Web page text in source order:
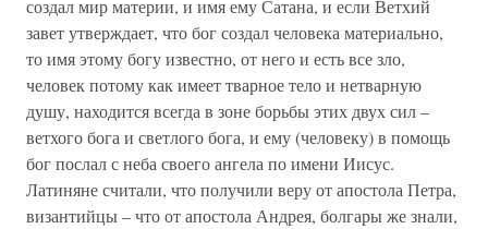
создал мир материи, и имя ему Сатана, и если Ветхий
завет утверждает, что бог создал человека материально,
то имя этому богу известно, от него и есть все зло,
человек потому как имеет тварное тело и нетварную
душу, находится всегда в зоне борьбы этих двух сил –
ветхого бога и светлого бога, и ему (человеку) в помощь
бог послал с неба своего ангела по имени Иисус.
Латиняне считали, что получили веру от апостола Петра,
византийцы – что от апостола Андрея, болгары же знали,